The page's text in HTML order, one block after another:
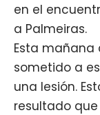
en el
a Palmeiras.
Esta mañana
sometido a
una lesión.
resultado